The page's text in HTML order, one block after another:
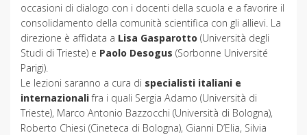
occasioni di dialogo con i docenti della scuola e a favorire il
consolidamento della comunità scientifica con gli allievi. La
direzione è affidata a Lisa Gasparotto (Università degli
Studi di Trieste) e Paolo Desogus (Sorbonne Université
Parigi).
Le lezioni saranno a cura di specialisti italiani e
internazionalifra i quali Sergia Adamo (Università di
Trieste), Marco Antonio Bazzocchi (Università di Bologna),
Roberto Chiesi (Cineteca di Bologna), Gianni D’Elia, Silvia